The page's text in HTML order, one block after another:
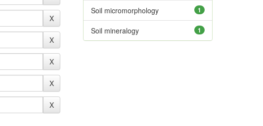
1
Soil micromorphology
1
Soil mineralogy